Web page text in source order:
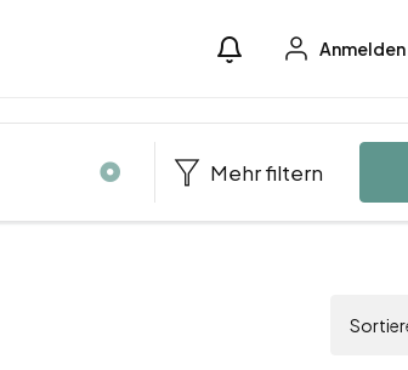
Anmelden
Mehr filtern